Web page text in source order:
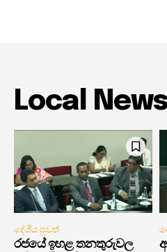
Local News
දේශීය පුවත්
රජයේ ඉහළ තනතුරුවල